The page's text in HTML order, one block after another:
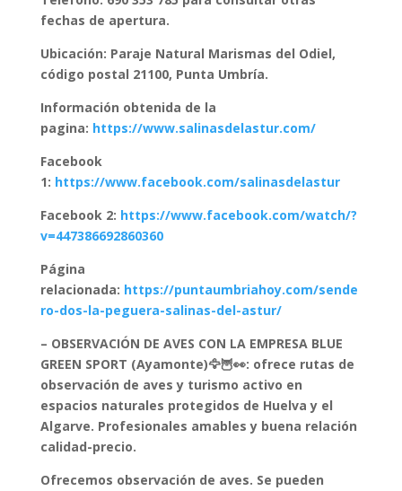
fechas de apertura.
Ubicación: Paraje Natural Marismas del Odiel,
código postal 21100, Punta Umbría.
Información obtenida de la
pagina: https://www.salinasdelastur.com/
Facebook
1: https://www.facebook.com/salinasdelastur
Facebook 2: https://www.facebook.com/watch/?
v=447386692860360
Página
relacionada: https://puntaumbriahoy.com/sende
ro-dos-la-peguera-salinas-del-astur/
– OBSERVACIÓN DE AVES CON LA EMPRESA BLUE
GREEN SPORT (Ayamonte)🦅🦉👀: ofrece rutas de
observación de aves y turismo activo en
espacios naturales protegidos de Huelva y el
Algarve. Profesionales amables y buena relación
calidad-precio.
Ofrecemos observación de aves. Se pueden